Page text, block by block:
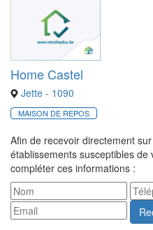
Home Castel
Jette - 1090
MAISON DE REPOS
Afin de recevoir directement
établissements susceptibles de
compléter ces informations :